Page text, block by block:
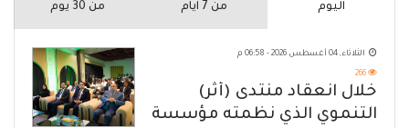
اليوم من 7 ايام من 30 يوم
الثلاثاء, 04 أغسطس 2026 - 06:58 م
266
خلال انعقاد منتدى (أثر)
التنموي الذي نظمته مؤسسة